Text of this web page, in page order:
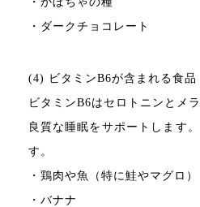
・ダークチョコレート
(4) ビタミンB6が含まれる食品
ビタミンB6はセロトニンとメ
良質な睡眠をサポートします
す。
・鶏肉や魚（特に鮭やマグロ）
・バナナ